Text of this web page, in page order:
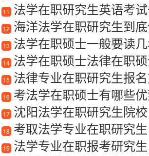
11 法学在职研究生英语考试备
12 海洋法学在职研究生到底
13 法学在职硕士一般要读
14 法学在职硕士法律在职
15 法律专业在职研究生报
16 考法学在职硕士有哪些
17 沈阳法学在职研究生院校
18 考取法学专业在职研究生
19 法学专业在职报考研究生